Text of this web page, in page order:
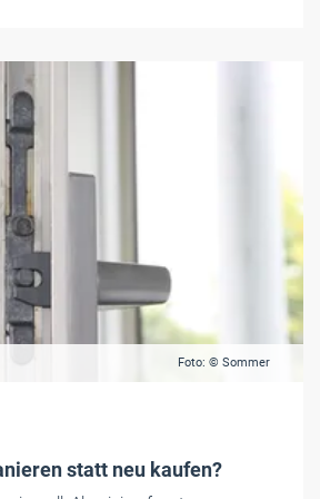
Foto: © Sommer
statt neu kaufen?